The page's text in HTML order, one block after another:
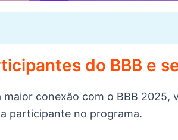
do BBB e
maior conexão com o BBB
participante no programa.